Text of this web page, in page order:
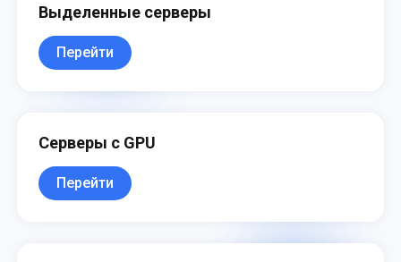
Выделенные серверы
Перейти
Серверы с GPU
Перейти